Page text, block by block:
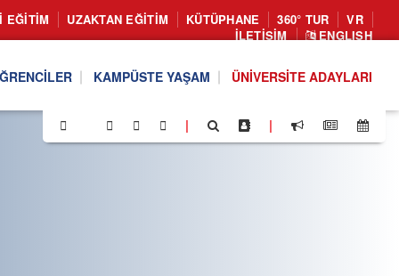
EĞITIM UZAKTAN EĞITIM KÜTÜPHANE 360° TUR
VR
İLETIŞIM
ENGLISH
KAMPÜSTE YAŞAM ÜNIVERSITE ADAYLARI
| |